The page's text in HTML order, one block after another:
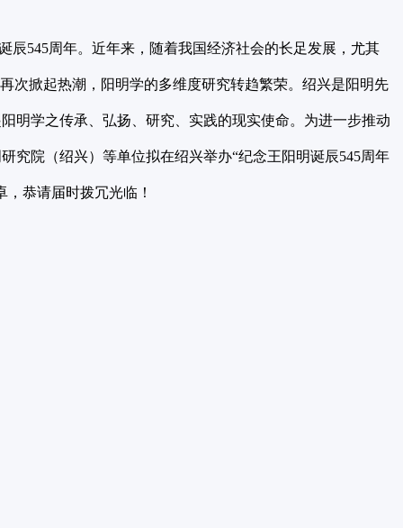
545周年。近年来，随着我国经济社会的长足发展，尤其
次掀起热潮，阳明学的多维度研究转趋繁荣。绍兴是阳明先
明学之传承、弘扬、研究、实践的现实使命。为进一步推动
究院（绍兴）等单位拟在绍兴举办“纪念王阳明诞辰545周年
恭请届时拨冗光临！